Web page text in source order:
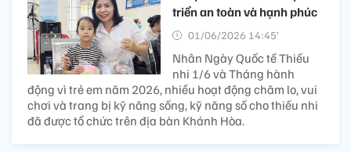
triển an toàn và hạnh phúc
01/06/2026 14:45’
Nhân Ngày Quốc tế Thiếu
nhi 1/6 và Tháng hành
động vì trẻ em năm 2026, nhiều hoạt động chăm lo, vui
chơi và trang bị kỹ năng sống, kỹ năng số cho thiếu nhi
đã được tổ chức trên địa bàn Khánh Hòa.